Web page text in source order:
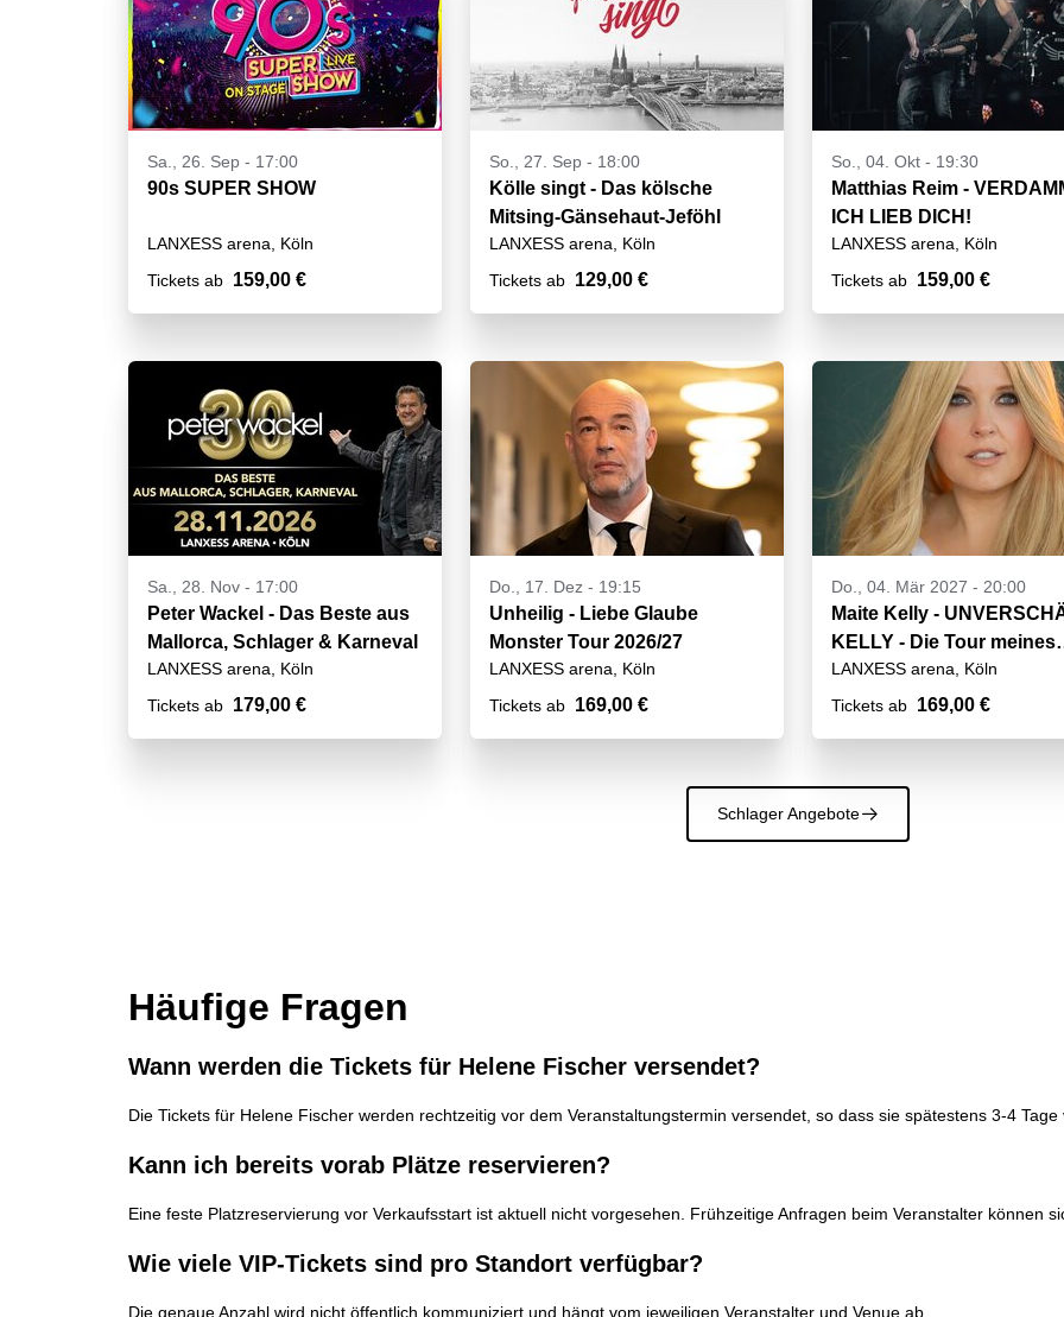
Sa., 26. Sep - 17:00
90s SUPER SHOW
LANXESS arena, Köln
Tickets ab 159,00 €
So., 27. Sep - 18:00
Kölle singt - Das kölsche
Mitsing-Gänsehaut-Jeföhl
LANXESS arena, Köln
Tickets ab 129,00 €
So., 04. Okt - 19:30
Matthias Reim -
ICH LIEB DICH!
LANXESS arena, Köln
Tickets ab 159,00 €
Sa., 28. Nov - 17:00
Peter Wackel - Das Beste aus
Mallorca, Schlager & Karneval
LANXESS arena, Köln
Tickets ab 179,00 €
Do., 17. Dez - 19:15
Unheilig - Liebe Glaube
Monster Tour 2026/27
LANXESS arena, Köln
Tickets ab 169,00 €
Do., 04. Mär 2027 - 20:00
Maite Kelly -
KELLY - Die Tour meines
Lebens!
LANXESS arena, Köln
Tickets ab 169,00 €
Schlager Angebote􀄫
Häufige Fragen
Wann werden die Tickets für Helene Fischer versendet?
Die Tickets für Helene Fischer werden rechtzeitig vor dem Veranstaltungstermin versendet, so dass sie spätestens 3-4
Kann ich bereits vorab Plätze reservieren?
Eine feste Platzreservierung vor Verkaufsstart ist aktuell nicht vorgesehen. Frühzeitige Anfragen beim Veranstalter können
Wie viele VIP-Tickets sind pro Standort verfügbar?
Die genaue Anzahl wird nicht öffentlich kommuniziert und hängt vom jeweiligen Veranstalter und Venue ab.